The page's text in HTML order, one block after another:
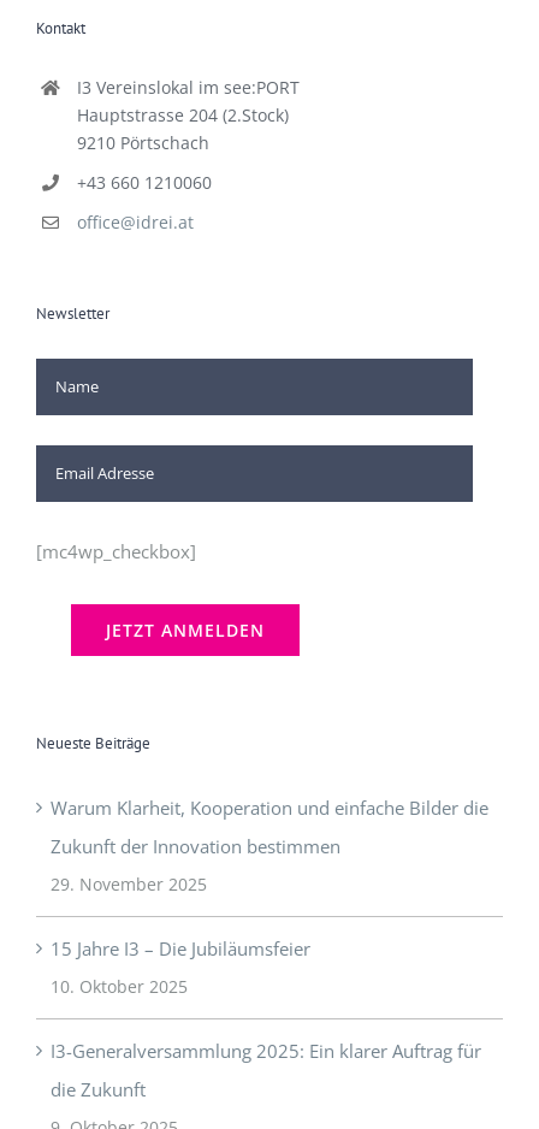
Hauptstrasse 204 (2.Stock)
9210 Pörtschach
+43 660 1210060
office@idrei.at
Zukunft der Innovation bestimmen
29. November 2025
15 Jahre I3 – Die Jubiläumsfeier
10. Oktober 2025
I3-Generalversammlung 2025: Ein klarer Auftrag für
die Zukunft
9. Oktober 2025